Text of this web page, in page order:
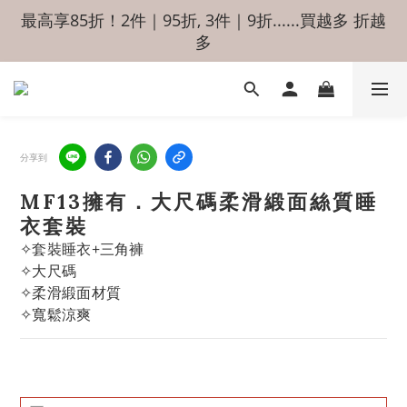
最高享85折！2件｜95折, 3件｜9折......買越多 折越
多
分享到
MF13擁有．大尺碼柔滑緞面絲質睡
衣套裝
✧套裝睡衣+三角褲
✧大尺碼
✧柔滑緞面材質
✧寬鬆涼爽